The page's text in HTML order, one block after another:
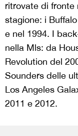
ritrovate di fronte
stagione: i
e nel 1994. I
nella Mls: da
Revolution del
Sounders delle
Los Angeles
2011 e 2012.